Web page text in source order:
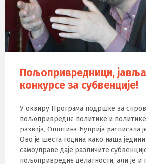
Пољопривредници,
конкурсе за субвенције!
У оквиру Програма подршке за
пољопривредне политике и
развоја, Општина Ћуприја расписала
Ово је шеста година како наша
самоуправе даје различите
пољопривредне делатности, али је и